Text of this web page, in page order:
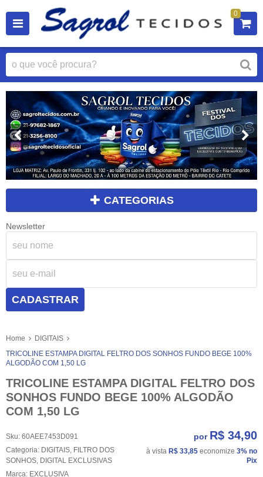
0
CATEGORIAS
Newsletter
CADASTRAR
Home
DIGITAIS
TRICOLINE ESTAMPA DIGITAL FELTRO DOS SONHOS FUNDO BEGE 100%
ALGODÃO COM 1,50 LG
TRICOLINE ESTAMPA DIGITAL FELTRO DOS
SONHOS FUNDO BEGE 100% ALGODÃO
COM 1,50 LG
Sku: 60AEE7453D091
Categoria: DIGITAIS, FILTRO DOS
SONHOS, DIGITAL EXCLUSIVAS
Marca: EXCLUSIVA
por R$ 34,90
à vista R$ 33,85 economize 3% no
Pix